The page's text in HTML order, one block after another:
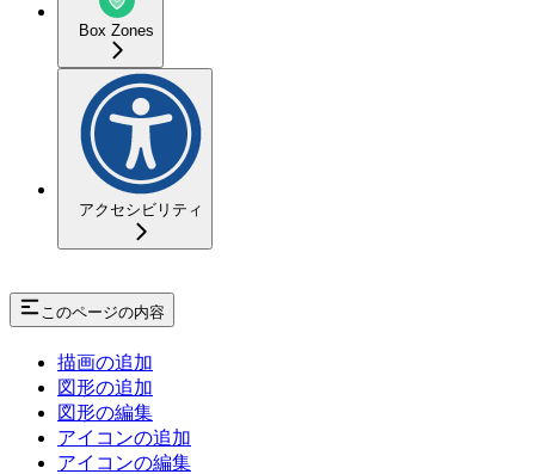
Box Zones
アクセシビリティ
このページの内容
描画の追加
図形の追加
図形の編集
アイコンの追加
アイコンの編集